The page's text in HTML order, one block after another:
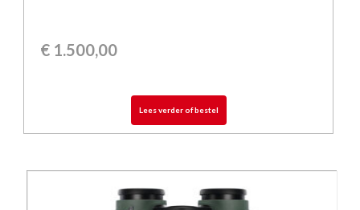
€ 1.500,00
Lees verder of bestel